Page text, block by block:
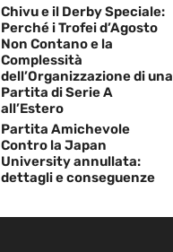
Chivu e il Derby Speciale:
Perché i Trofei d’Agosto
Non Contano e la
Complessità
dell’Organizzazione di una
Partita di Serie A
all’Estero
Partita Amichevole
Contro la Japan
University annullata:
dettagli e conseguenze